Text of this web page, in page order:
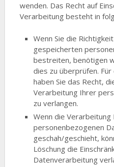
wenden. Das Recht auf
Verarbeitung besteht in
Wenn Sie die
gespeicherten
bestreiten, benötigen
dies zu überprüfen.
haben Sie das Recht,
Verarbeitung Ihrer
zu verlangen.
Wenn die Verarbeitung
personenbezogenen
geschah/geschieht,
Löschung die
Datenverarbeitung